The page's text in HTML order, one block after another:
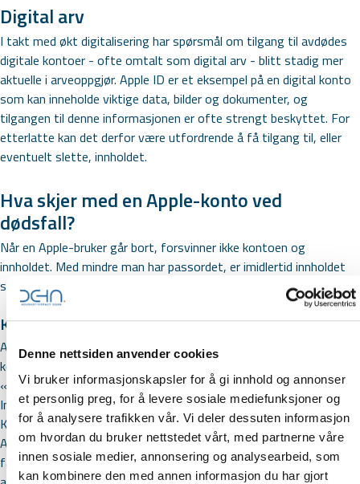
Denne nettsiden anvender cookies
Vi bruker informasjonskapsler for å gi innhold og annonser
et personlig preg, for å levere sosiale mediefunksjoner og
for å analysere trafikken vår. Vi deler dessuten informasjon
om hvordan du bruker nettstedet vårt, med partnerne våre
innen sosiale medier, annonsering og analysearbeid, som
kan kombinere den med annen informasjon du har gjort
Digital arv
I takt med økt digitalisering har spørsmål om tilgang til avdødes
digitale kontoer - ofte omtalt som digital arv - blitt stadig mer
aktuelle i arveoppgjør. Apple ID er et eksempel på en digital konto
som kan inneholde viktige data, bilder og dokumenter, og
tilgangen til denne informasjonen er ofte strengt beskyttet. For
etterlatte kan det derfor være utfordrende å få tilgang til, eller
eventuelt slette, innholdet.
Hva skjer med en Apple-konto ved
dødsfall?
Når en Apple-bruker går bort, forsvinner ikke kontoen og
innholdet. Med mindre man har passordet, er imidlertid innholdet
sperret.
Kontoarving - tilgang til Apple-kontoen
Apple har likevel ordninger for at pårørende kan få tilgang til
kontoen. Den enkleste måten er at Apple-brukere kan legge til en
«konto-arving» mens man fortsatt er i live. Dette gjøres under;
Innstillinger – Trykk på navnet ditt – Pålogging og sikkerhet –
Kontoarving. Da gir man bort tilgang til dataene man har lagret i
Apple-kontoen sin. Har man fått tildelt rollen som konto-arving,
får man en unik tilgangsnøkkel. Men denne kan bare brukes etter